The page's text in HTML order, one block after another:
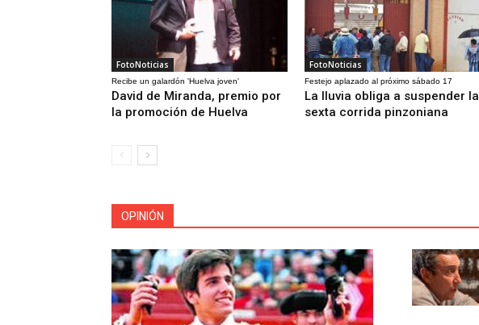
FotoNoticias
Recibe un galardón 'Huelva joven'
David de Miranda, premio por
la promoción de Huelva
FotoNoticias
Festejo aplazado al próximo sábado 17
La lluvia obliga a suspender la
sexta corrida pinzoniana
OPINIÓN